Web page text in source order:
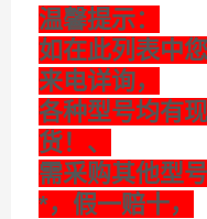
温馨提示：
如在此列表中
来电详询，
各种型号均有
货！、
需采购其他型
*，假一赔十，